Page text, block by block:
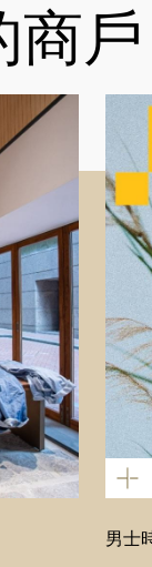
商戶
男士